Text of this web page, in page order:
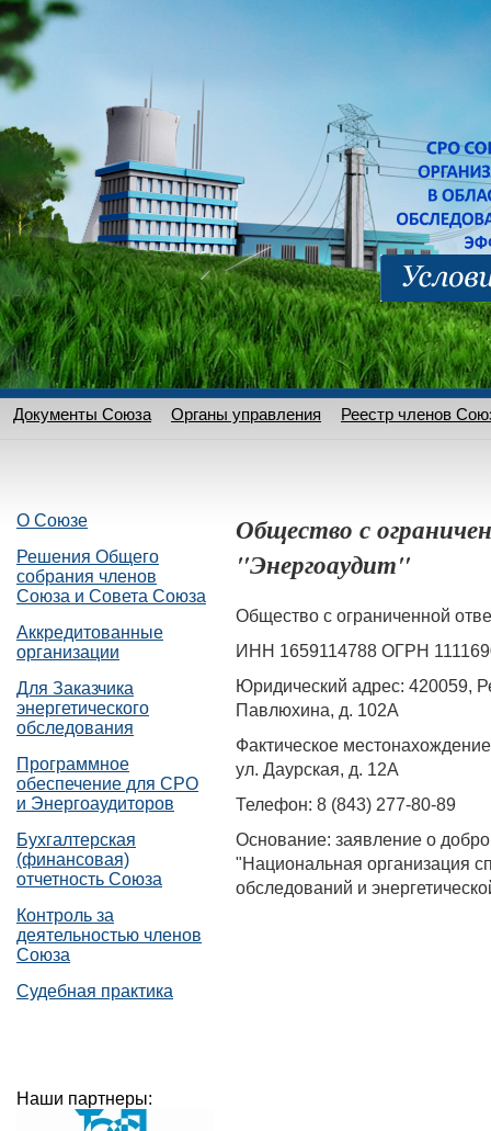
Документы Союза Органы управления Реестр членов
О Союзе
Решения Общего
собрания членов
Союза и Совета Союза
Аккредитованные
организации
Для Заказчика
энергетического
обследования
Программное
обеспечение для СРО
и Энергоаудиторов
Бухгалтерская
(финансовая)
отчетность Союза
Контроль за
деятельностью членов
Союза
Судебная практика
Наши партнеры:
Общество с
"Энергоаудит"
Общество с ограниченной
ИНН 1659114788 ОГРН
Юридический адрес: 420059,
Павлюхина, д. 102А
Фактическое
ул. Даурская, д. 12А
Телефон: 8 (843) 277-80-89
Основание: заявление о
"Национальная организация
обследований и